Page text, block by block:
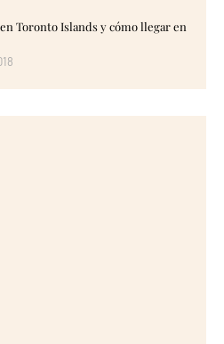
Toronto Islands y cómo llegar en